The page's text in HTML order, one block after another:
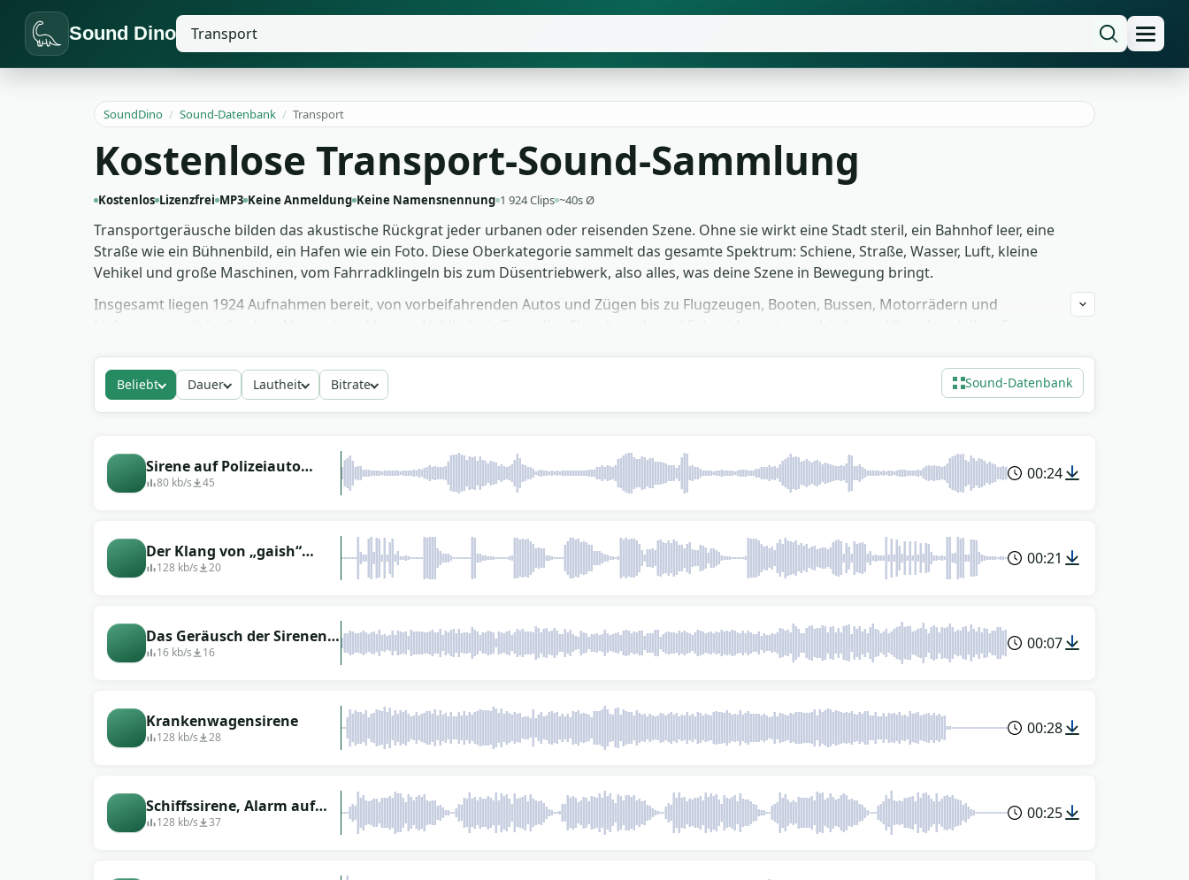
Sound Dino
SoundDino / Sound-Datenbank / Transport
Kostenlose Transport-Sound-Sammlung
Kostenlos Lizenzfrei MP3 Keine Anmeldung Keine Namensnennung 1 924 Clips ~40s Ø
Transportgeräusche bilden das akustische Rückgrat jeder urbanen oder reisenden Szene. Ohne sie wirkt eine Stadt steril, ein Bahnhof leer, eine
Straße wie ein Bühnenbild, ein Hafen wie ein Foto. Diese Oberkategorie sammelt das gesamte Spektrum: Schiene, Straße, Wasser, Luft, kleine
Vehikel und große Maschinen, vom Fahrradklingeln bis zum Düsentriebwerk, also alles, was deine Szene in Bewegung bringt.
Insgesamt liegen 1924 Aufnahmen bereit, von vorbeifahrenden Autos und Zügen bis zu Flugzeugen, Booten, Bussen, Motorrädern und
sind gratis, lizenzfrei und ohne Urheberrecht in deinen Projekten einsetzbar, von einem kleinen Reise-Vlog bis zu einer aufwändigen
Animationsproduktion mit professionellem Sounddesign.
Beliebt Dauer Lautheit Bitrate Sound-Datenbank
Sirene auf Polizeiauto
(Loop)
80 kb/s 45 00:24
Der Klang von „gaish“
Quacksalber (mehrere
128 kb/s 20 00:21
Das Geräusch der Sirenen
eines verfolgenden
16 kb/s 16 00:07
Krankenwagensirene
128 kb/s 28 00:28
Schiffssirene, Alarm auf
dem Schiff
128 kb/s 37 00:25